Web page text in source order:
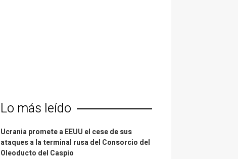
Lo más leído
Ucrania promete a EEUU el cese de sus
ataques a la terminal rusa del Consorcio del
Oleoducto del Caspio